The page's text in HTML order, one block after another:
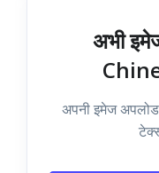
अभी
अपनी इमेज